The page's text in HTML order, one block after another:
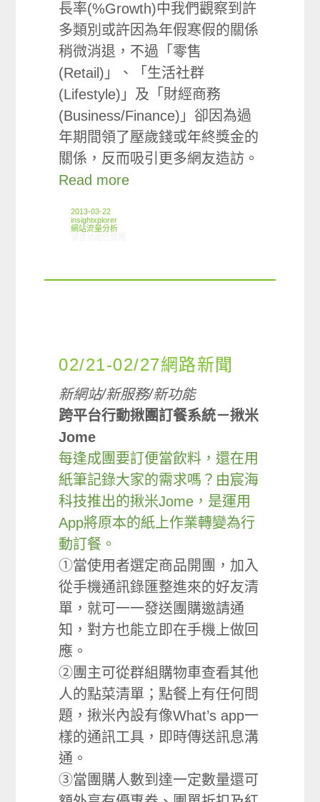
長率(%Growth)中我們觀察到許
多類別或許因為年假寒假的關係
稍微消退，不過「零售
(Retail)」、「生活社群
(Lifestyle)」及「財經商務
(Business/Finance)」卻因為過
年期間領了壓歲錢或年終獎金的
關係，反而吸引更多網友造訪。
Read more
2013-03-22
insightxplorer
網站流量分析
02/21-02/27網路新聞
新網站/新服務/新功能
跨平台行動揪團訂餐系統－揪米
Jome
每逢成團要訂便當飲料，還在用
紙筆記錄大家的需求嗎？由宸海
科技推出的揪米Jome，是運用
App將原本的紙上作業轉變為行
動訂餐。
①當使用者選定商品開團，加入
從手機通訊錄匯整進來的好友清
單，就可一一發送團購邀請通
知，對方也能立即在手機上做回
應。
②團主可從群組購物車查看其他
人的點菜清單；點餐上有任何問
題，揪米內設有像What’s app一
樣的通訊工具，即時傳送訊息溝
通。
③當團購人數到達一定數量還可